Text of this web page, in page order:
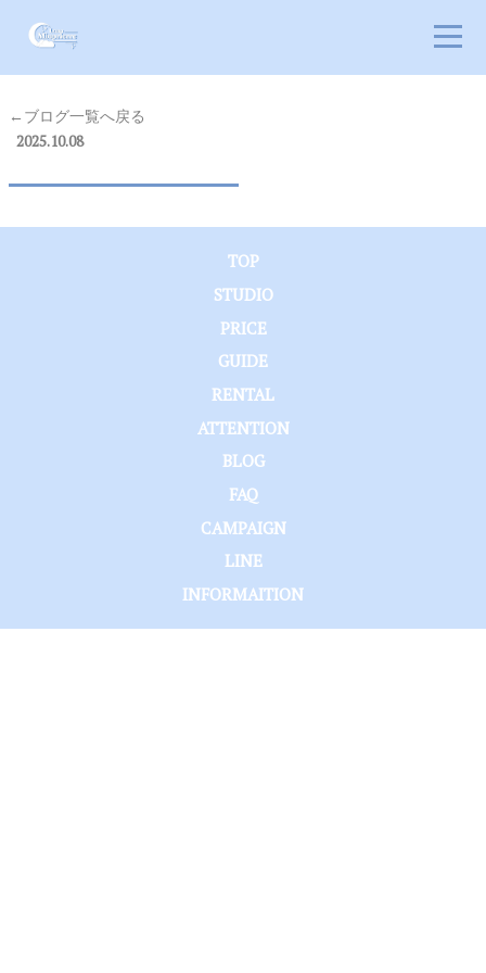
←ブログ一覧へ戻る
2025.10.08
TOP
STUDIO
PRICE
GUIDE
RENTAL
ATTENTION
BLOG
FAQ
CAMPAIGN
LINE
INFORMAITION